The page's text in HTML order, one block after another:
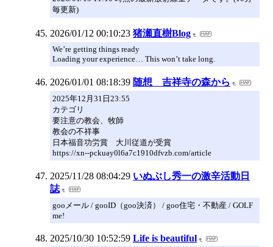
毎更新)
2026/01/12 00:10:23 猪瀬直樹Blog
We’re getting things ready
Loading your experience… This won’t take long.
2026/01/01 08:18:39 随想 吉祥寺の森から
2025年12月31日23:55
カテゴリ
要注意の教会、牧師
教会の不祥事
日本福音功労賞 大川従道が受賞
https://xn--pckuay0l6a7c1910dfvzb.com/article
2025/11/28 08:04:29 いぬぶし秀一の激辛活動日
誌
gooメール / gooID（goo決済） / goo住宅・不動産 / GOLF
me!
2025/10/30 10:52:59 Life is beautiful